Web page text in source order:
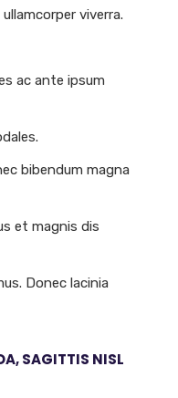
viverra.
ac ante ipsum
bibendum magna
et magnis dis
Donec lacinia
SAGITTIS NISL